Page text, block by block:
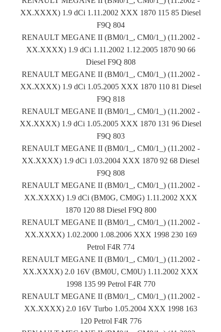
XX.XXXX) 1.9 dCi 1.11.2002 XXX 1870 115 85 Diesel
F9Q 804
RENAULT MEGANE II (BM0/1_, CM0/1_) (11.2002 -
XX.XXXX) 1.9 dCi 1.11.2002 1.12.2005 1870 90 66
Diesel F9Q 808
RENAULT MEGANE II (BM0/1_, CM0/1_) (11.2002 -
XX.XXXX) 1.9 dCi 1.05.2005 XXX 1870 110 81 Diesel
F9Q 818
RENAULT MEGANE II (BM0/1_, CM0/1_) (11.2002 -
XX.XXXX) 1.9 dCi 1.05.2005 XXX 1870 131 96 Diesel
F9Q 803
RENAULT MEGANE II (BM0/1_, CM0/1_) (11.2002 -
XX.XXXX) 1.9 dCi 1.03.2004 XXX 1870 92 68 Diesel
F9Q 808
RENAULT MEGANE II (BM0/1_, CM0/1_) (11.2002 -
XX.XXXX) 1.9 dCi (BM0G, CM0G) 1.11.2002 XXX
1870 120 88 Diesel F9Q 800
RENAULT MEGANE II (BM0/1_, CM0/1_) (11.2002 -
XX.XXXX) 1.02.2000 1.08.2006 XXX 1998 230 169
Petrol F4R 774
RENAULT MEGANE II (BM0/1_, CM0/1_) (11.2002 -
XX.XXXX) 2.0 16V (BM0U, CM0U) 1.11.2002 XXX
1998 135 99 Petrol F4R 770
RENAULT MEGANE II (BM0/1_, CM0/1_) (11.2002 -
XX.XXXX) 2.0 16V Turbo 1.05.2004 XXX 1998 163
120 Petrol F4R 776